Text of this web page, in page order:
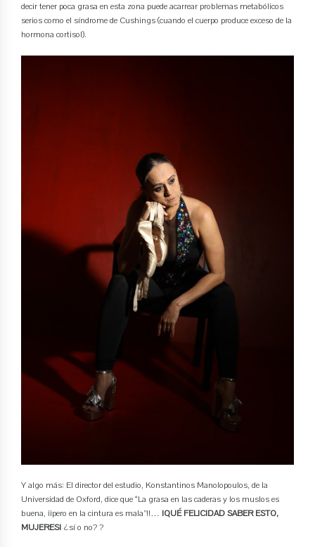
decir tener poca grasa en esta zona puede acarrear problemas metabólicos
serios como el síndrome de Cushings (cuando el cuerpo produce exceso de la
hormona cortisol).
Y algo más: El director del estudio, Konstantinos Manolopoulos, de la
Universidad de Oxford, dice que “La grasa en las caderas y los muslos es
buena, ¡¡pero en la cintura es mala”!!… ¡QUÉ FELICIDAD SABER ESTO,
MUJERES! ¿sí o no? ?